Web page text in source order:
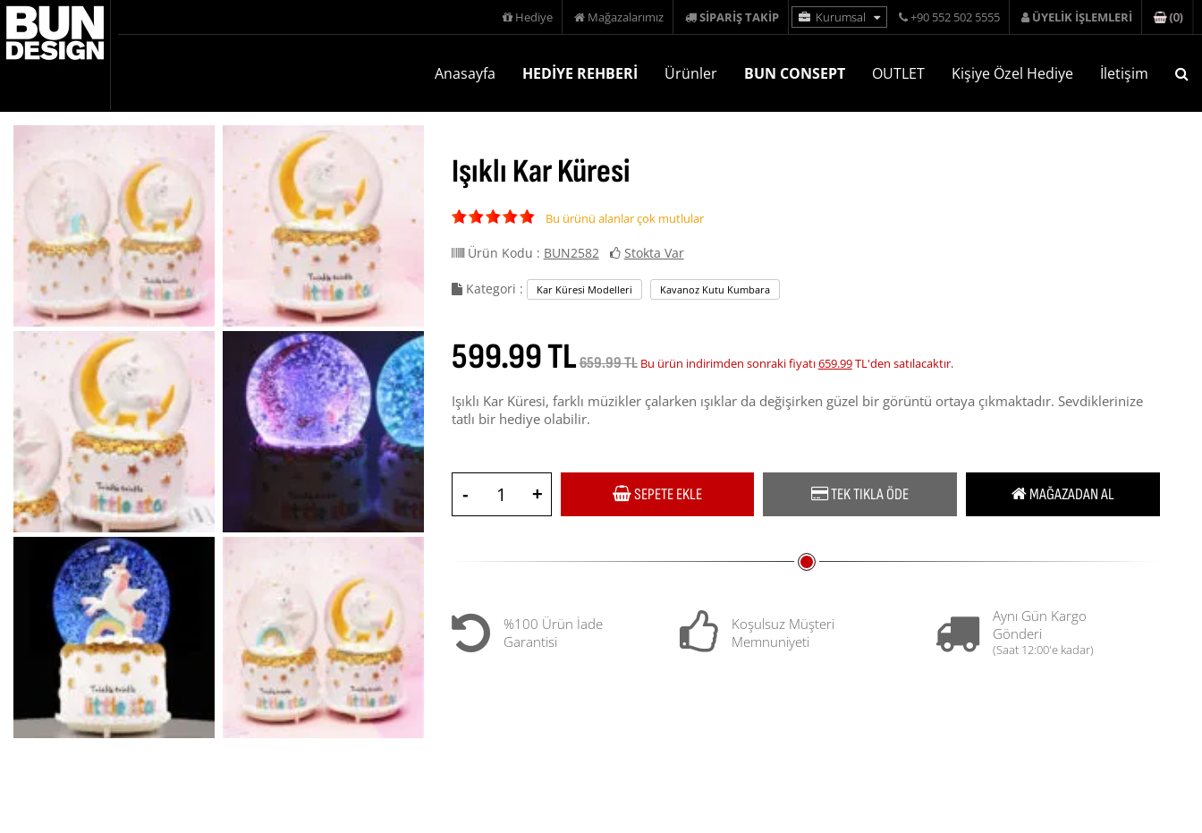
Hediye Mağazalarımız SİPARİŞ TAKİP Kurumsal +90 552 502 5555 ÜYELİK İŞLEMLERİ (0)
Anasayfa HEDİYE REHBERİ Ürünler BUN CONSEPT OUTLET Kişiye Özel Hediye İletişim
Işıklı Kar Küresi
Bu ürünü alanlar çok mutlular
Ürün Kodu : BUN2582 Stokta Var
Kategori : Kar Küresi Modelleri Kavanoz Kutu Kumbara
599.99 TL659.99 TL Bu ürün indirimden sonraki fiyatı659.99TL'den satılacaktır.
Işıklı Kar Küresi, farklı müzikler çalarken ışıklar da değişirken güzel bir görüntü ortaya çıkmaktadır. Sevdiklerinize
tatlı bir hediye olabilir.
- + SEPETE EKLE TEK TIKLA ÖDE MAĞAZADAN AL
%100 Ürün İade
Garantisi
Koşulsuz Müşteri
Memnuniyeti
Aynı Gün Kargo
Gönderi
(Saat 12:00'e kadar)